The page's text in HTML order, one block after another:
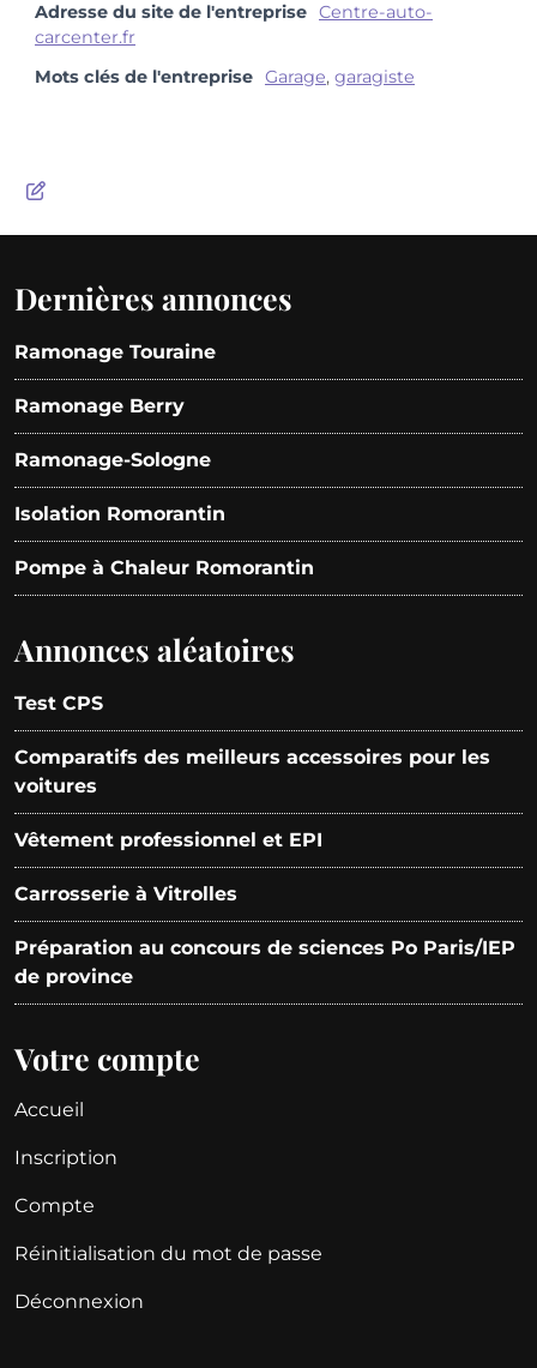
Adresse du site de l'entreprise Centre-auto-
carcenter.fr
Mots clés de l'entreprise Garage, garagiste
Dernières annonces
Ramonage Touraine
Ramonage Berry
Ramonage-Sologne
Isolation Romorantin
Pompe à Chaleur Romorantin
Annonces aléatoires
Test CPS
Comparatifs des meilleurs accessoires pour les
voitures
Vêtement professionnel et EPI
Carrosserie à Vitrolles
Préparation au concours de sciences Po Paris/IEP
de province
Votre compte
Accueil
Inscription
Compte
Réinitialisation du mot de passe
Déconnexion